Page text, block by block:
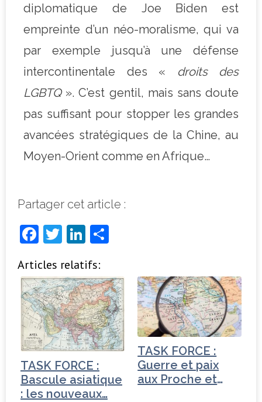
diplomatique de Joe Biden est
empreinte d’un néo-moralisme, qui va
par exemple jusqu’à une défense
intercontinentale des «
droits des
LGBTQ». C’est gentil, mais sans doute
pas suffisant pour stopper les grandes
avancées stratégiques de la Chine, au
Moyen-Orient comme en Afrique…
Partager cet article :
F
c
e
b
o
o
k
T
it
t
e
r
Li
k
e
dI
n
ta
g
e
r
Articles relatifs:
TASK FORCE :
Bascule asiatique
: les nouveaux…
TASK FORCE :
Guerre et paix
aux Proche et